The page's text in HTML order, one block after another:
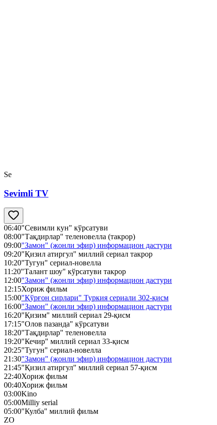
Se
Sevimli TV
06:40"Севимли кун" кўрсатуви
08:00"Тақдирлар" теленовелла (такрор)
09:00"Замон" (жонли эфир) информацион дастури
09:20"Қизил атиргул" миллий сериал такрор
10:20"Тугун" сериал-новелла
11:20"Талант шоу" кўрсатуви такрор
12:00"Замон" (жонли эфир) информацион дастури
12:15Хориж фильм
15:00"Қўрғон сирлари" Туркия сериали 302-қисм
16:00"Замон" (жонли эфир) информацион дастури
16:20"Қизим" миллий сериал 29-қисм
17:15"Олов пазанда" кўрсатуви
18:20"Тақдирлар" теленовелла
19:20"Кечир" миллий сериал 33-қисм
20:25"Тугун" сериал-новелла
21:30"Замон" (жонли эфир) информацион дастури
21:45"Қизил атиргул" миллий сериал 57-қисм
22:40Хориж фильм
00:40Хориж фильм
03:00Kino
05:00Milliy serial
05:00"Кулба" миллий фильм
ZO